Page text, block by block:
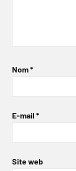
Nom*
E-mail *
Site web